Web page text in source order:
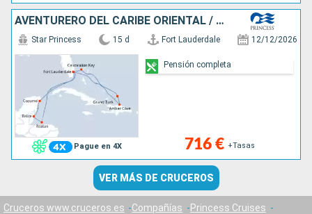
AVENTURERO DEL CARIBE ORIENTAL / OCCIDEN
Pague en 4X
Star Princess 15 d Fort Lauderdale 12/12/2026
716 € +Tasas
Pensión completa
VER MÁS DE CRUCEROS
Cruceros www.cruceros.es Compañías
Princess Cruises